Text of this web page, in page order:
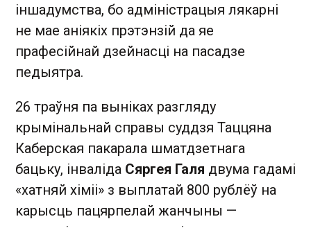
іншадумства, бо адміністрацыя лякарні
не мае аніякіх прэтэнзій да яе
прафесійнай дзейнасці на пасадзе
педыятра.
26 траўня па выніках разгляду
крымінальнай справы суддзя Таццяна
Каберская пакарала шматдзетнага
бацьку, інваліда Сяргея Галя двума гадамі
«хатняй хіміі» з выплатай 800 рублёў на
карысць пацярпелай жанчыны —